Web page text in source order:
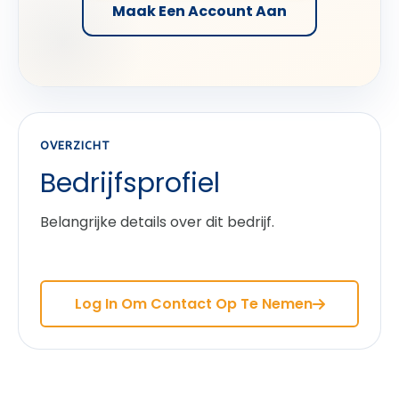
Maak Een Account Aan
OVERZICHT
Bedrijfsprofiel
Belangrijke details over dit bedrijf.
Log In Om Contact Op Te Nemen